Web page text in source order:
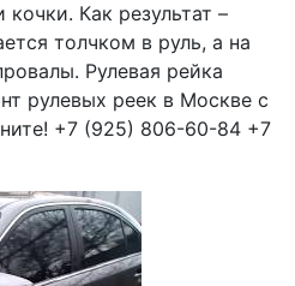
Как результат –
толчком в руль, а на
Рулевая рейка
рулевых реек в Москве с
+7 (925) 806-60-84 +7